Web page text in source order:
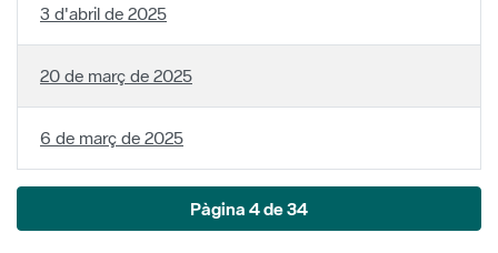
3 d'abril de 2025
20 de març de 2025
6 de març de 2025
Pàgina 4 de 34